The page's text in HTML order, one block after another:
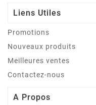
Liens Utiles
Promotions
Nouveaux produits
Meilleures ventes
Contactez-nous
A Propos